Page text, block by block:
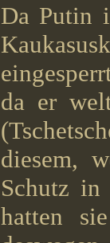
Da Putin
da er
diesem,
Schutz in
hatten